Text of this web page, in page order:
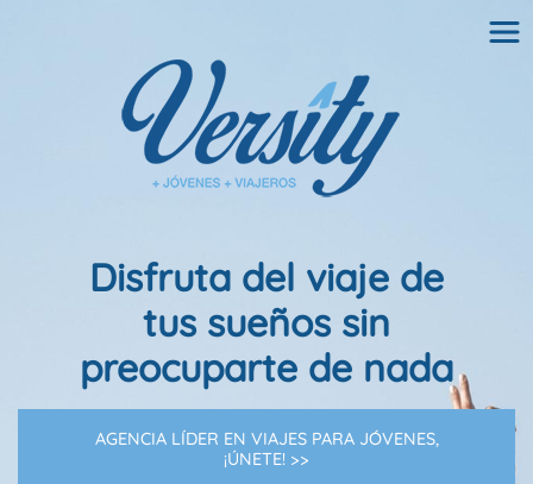
Disfruta del viaje de
tus sueños sin
preocuparte de nada
AGENCIA LÍDER EN VIAJES PARA JÓVENES,
¡ÚNETE! >>